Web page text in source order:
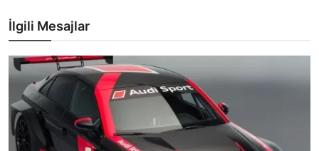
İlgili Mesajlar